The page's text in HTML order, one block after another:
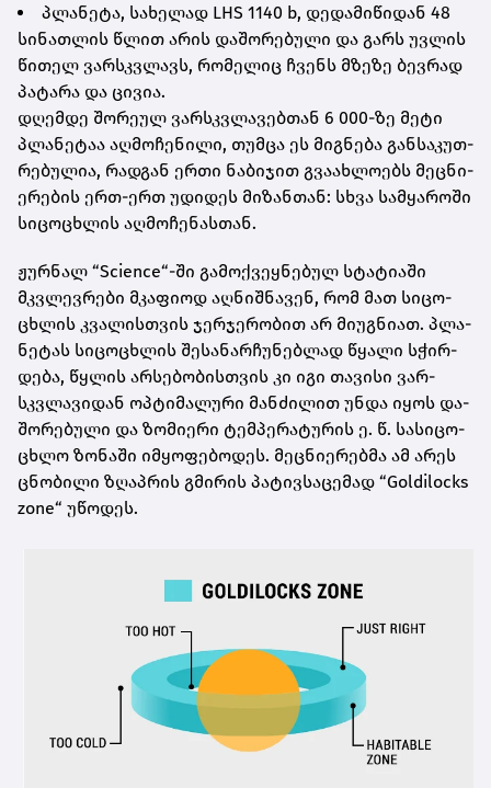
პლა­ნე­ტა, სა­ხე­ლად LHS 1140 b, დე­და­მი­წი­დან 48
სი­ნათ­ლის წლით არის და­შო­რე­ბუ­ლი და გარს უვ­ლის
წი­თელ ვარ­სკვლავს, რო­მე­ლიც ჩვენს მზე­ზე ბევ­რად
პა­ტა­რა და ცი­ვია.
დღემ­დე შო­რე­ულ ვარ­სკვლა­ვებ­თან 6 000-ზე მეტი
პლა­ნე­ტაა აღ­მო­ჩე­ნი­ლი, თუმ­ცა ეს მიგ­ნე­ბა გან­სა­კუთ­
რე­ბუ­ლია, რად­გან ერთი ნა­ბი­ჯით გვა­ახ­ლო­ებს მეც­ნი­
ე­რე­ბის ერთ-ერთ უდი­დეს მი­ზან­თან: სხვა სამ­ყა­რო­ში
სი­ცო­ცხლის აღ­მო­ჩე­ნას­თან.
ჟურ­ნალ “Science“-ში გა­მოქ­ვეყ­ნე­ბულ სტა­ტი­ა­ში
მკვლევ­რე­ბი მკა­ფი­ოდ აღ­ნიშ­ნა­ვენ, რომ მათ სი­ცო­
ცხლის კვა­ლის­თვის ჯერ­ჯე­რო­ბით არ მი­უგ­ნი­ათ. პლა­
ნე­ტას სი­ცო­ცხლის შე­სა­ნარ­ჩუ­ნებ­ლად წყა­ლი სჭირ­
დე­ბა, წყლის არ­სე­ბო­ბის­თვის კი იგი თა­ვი­სი ვარ­
სკვლა­ვი­დან ოპ­ტი­მა­ლუ­რი მან­ძი­ლით უნდა იყოს და­
შო­რე­ბუ­ლი და ზო­მი­ე­რი ტემ­პე­რა­ტუ­რის ე. წ. სა­სი­ცო­
ცხლო ზო­ნა­ში იმ­ყო­ფე­ბო­დეს. მეც­ნი­ე­რებ­მა ამ არეს
ცნო­ბი­ლი ზღაპ­რის გმი­რის პა­ტივ­სა­ცე­მად “Goldilocks
zone“ უწო­დეს.